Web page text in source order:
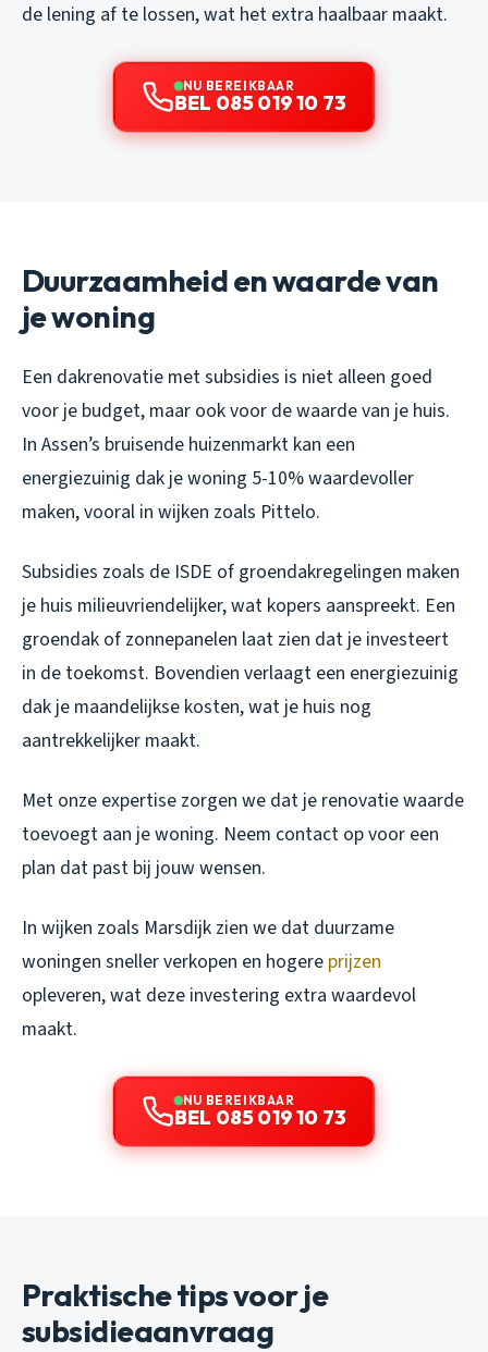
de lening af te lossen, wat het extra haalbaar maakt.
NU BEREIKBAAR
BEL 085 019 10 73
Duurzaamheid en waarde van
je woning
Een dakrenovatie met subsidies is niet alleen goed
voor je budget, maar ook voor de waarde van je huis.
In Assen’s bruisende huizenmarkt kan een
energiezuinig dak je woning 5-10% waardevoller
maken, vooral in wijken zoals Pittelo.
Subsidies zoals de ISDE of groendakregelingen maken
je huis milieuvriendelijker, wat kopers aanspreekt. Een
groendak of zonnepanelen laat zien dat je investeert
in de toekomst. Bovendien verlaagt een energiezuinig
dak je maandelijkse kosten, wat je huis nog
aantrekkelijker maakt.
Met onze expertise zorgen we dat je renovatie waarde
toevoegt aan je woning. Neem contact op voor een
plan dat past bij jouw wensen.
In wijken zoals Marsdijk zien we dat duurzame
woningen sneller verkopen en hogere prijzen
opleveren, wat deze investering extra waardevol
maakt.
NU BEREIKBAAR
BEL 085 019 10 73
Praktische tips voor je
subsidieaanvraag